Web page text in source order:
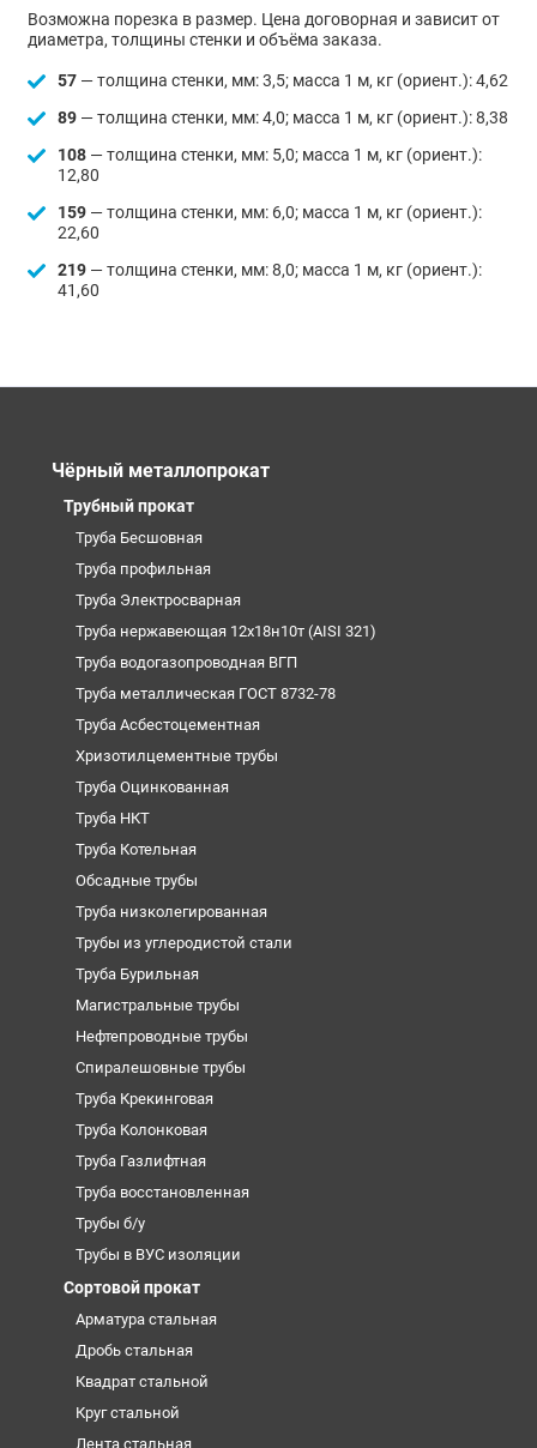
Возможна порезка в размер. Цена договорная и зависит от
диаметра, толщины стенки и объёма заказа.
57— толщина стенки, мм: 3,5; масса 1 м, кг (ориент.): 4,62
89— толщина стенки, мм: 4,0; масса 1 м, кг (ориент.): 8,38
108— толщина стенки, мм: 5,0; масса 1 м, кг (ориент.):
12,80
159— толщина стенки, мм: 6,0; масса 1 м, кг (ориент.):
22,60
219— толщина стенки, мм: 8,0; масса 1 м, кг (ориент.):
41,60
Чёрный металлопрокат
Трубный прокат
Труба Бесшовная
Труба профильная
Труба Электросварная
Труба нержавеющая 12х18н10т (AISI 321)
Труба водогазопроводная ВГП
Труба металлическая ГОСТ 8732-78
Труба Асбестоцементная
Хризотилцементные трубы
Труба Оцинкованная
Труба НКТ
Труба Котельная
Обсадные трубы
Труба низколегированная
Трубы из углеродистой стали
Труба Бурильная
Магистральные трубы
Нефтепроводные трубы
Спиралешовные трубы
Труба Крекинговая
Труба Колонковая
Труба Газлифтная
Труба восстановленная
Трубы б/у
Трубы в ВУС изоляции
Сортовой прокат
Арматура стальная
Дробь стальная
Квадрат стальной
Круг стальной
Лента стальная